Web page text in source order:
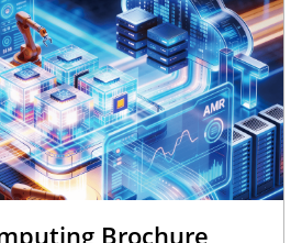
Brochure